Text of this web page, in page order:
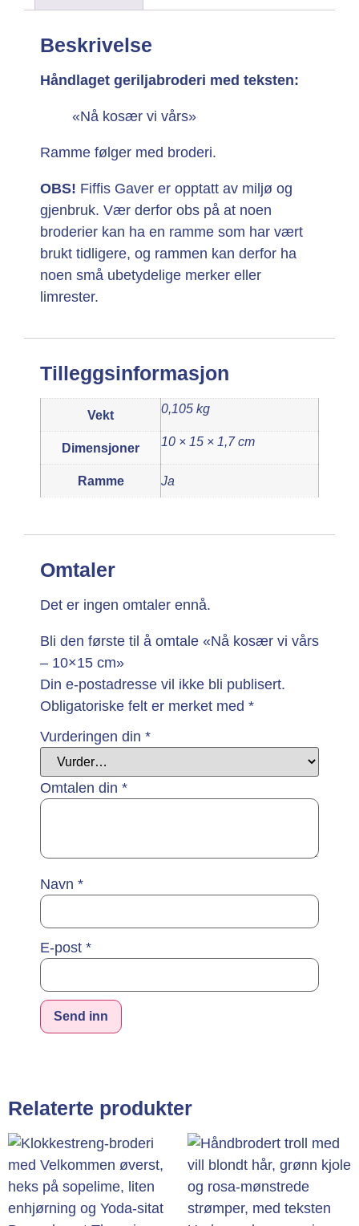
Beskrivelse
Håndlaget geriljabroderi med teksten:
«Nå kosær vi vårs»
Ramme følger med broderi.
OBS! Fiffis Gaver er opptatt av miljø og
gjenbruk. Vær derfor obs på at noen
broderier kan ha en ramme som har vært
brukt tidligere, og rammen kan derfor ha
noen små ubetydelige merker eller
limrester.
Tilleggsinformasjon
Vekt 0,105 kg
Dimensjoner 10 × 15 × 1,7 cm
Ramme Ja
Omtaler
Det er ingen omtaler ennå.
Bli den første til å omtale «Nå kosær vi vårs
– 10×15 cm»
Din e-postadresse vil ikke bli publisert.
Obligatoriske felt er merket med *
Vurderingen din *
Omtalen din *
Navn *
E-post *
Relaterte produkter